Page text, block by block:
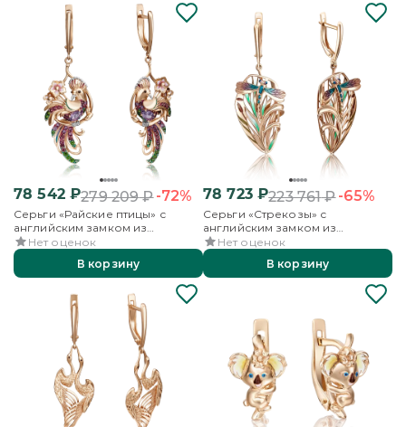
78 542₽279 209₽-72%
Серьги «Райские птицы» с
английским замком из
красного золота с миксом
камней и эмалью
Нет оценок
В корзину
78 723₽223 761₽-65%
Серьги «Стрекозы» с
английским замком из
красного золота с эмалью
Нет оценок
В корзину